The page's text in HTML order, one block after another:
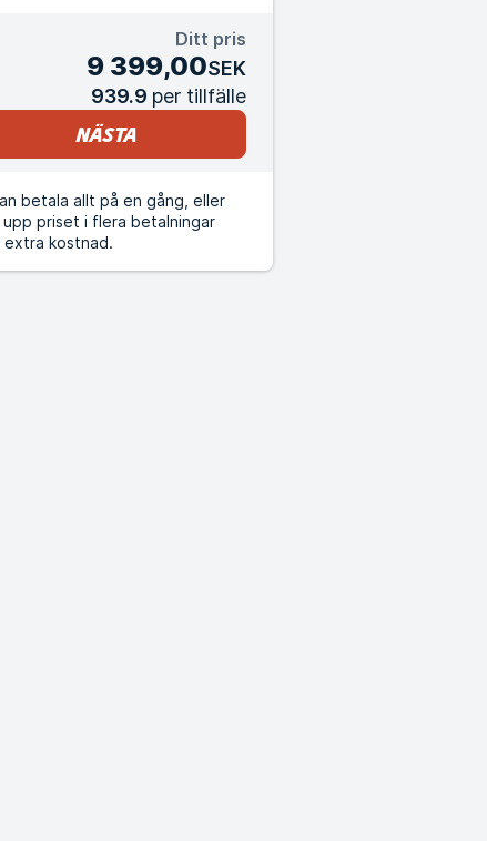
Ditt pris
9 399,00SEK
939.9 per tillfälle
Nästa
betala allt på en gång, eller
upp priset i flera betalningar
extra kostnad.